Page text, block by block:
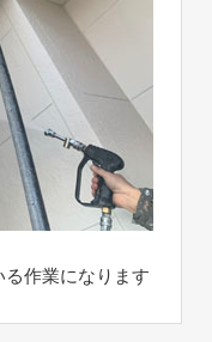
作業になります